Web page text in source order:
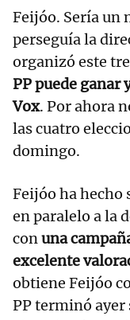
Feijóo. Sería un
perseguía la
organizó este
PP puede ganar
Vox. Por ahora
las cuatro
domingo.
Feijóo ha hecho
en paralelo a la
conuna
excelente
obtiene Feijóo
PP terminó